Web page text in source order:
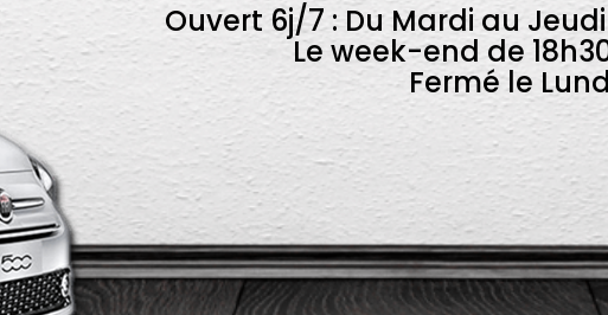
Ouvert 6j/7 : Du Mardi au
Le week-end de
Fermé le